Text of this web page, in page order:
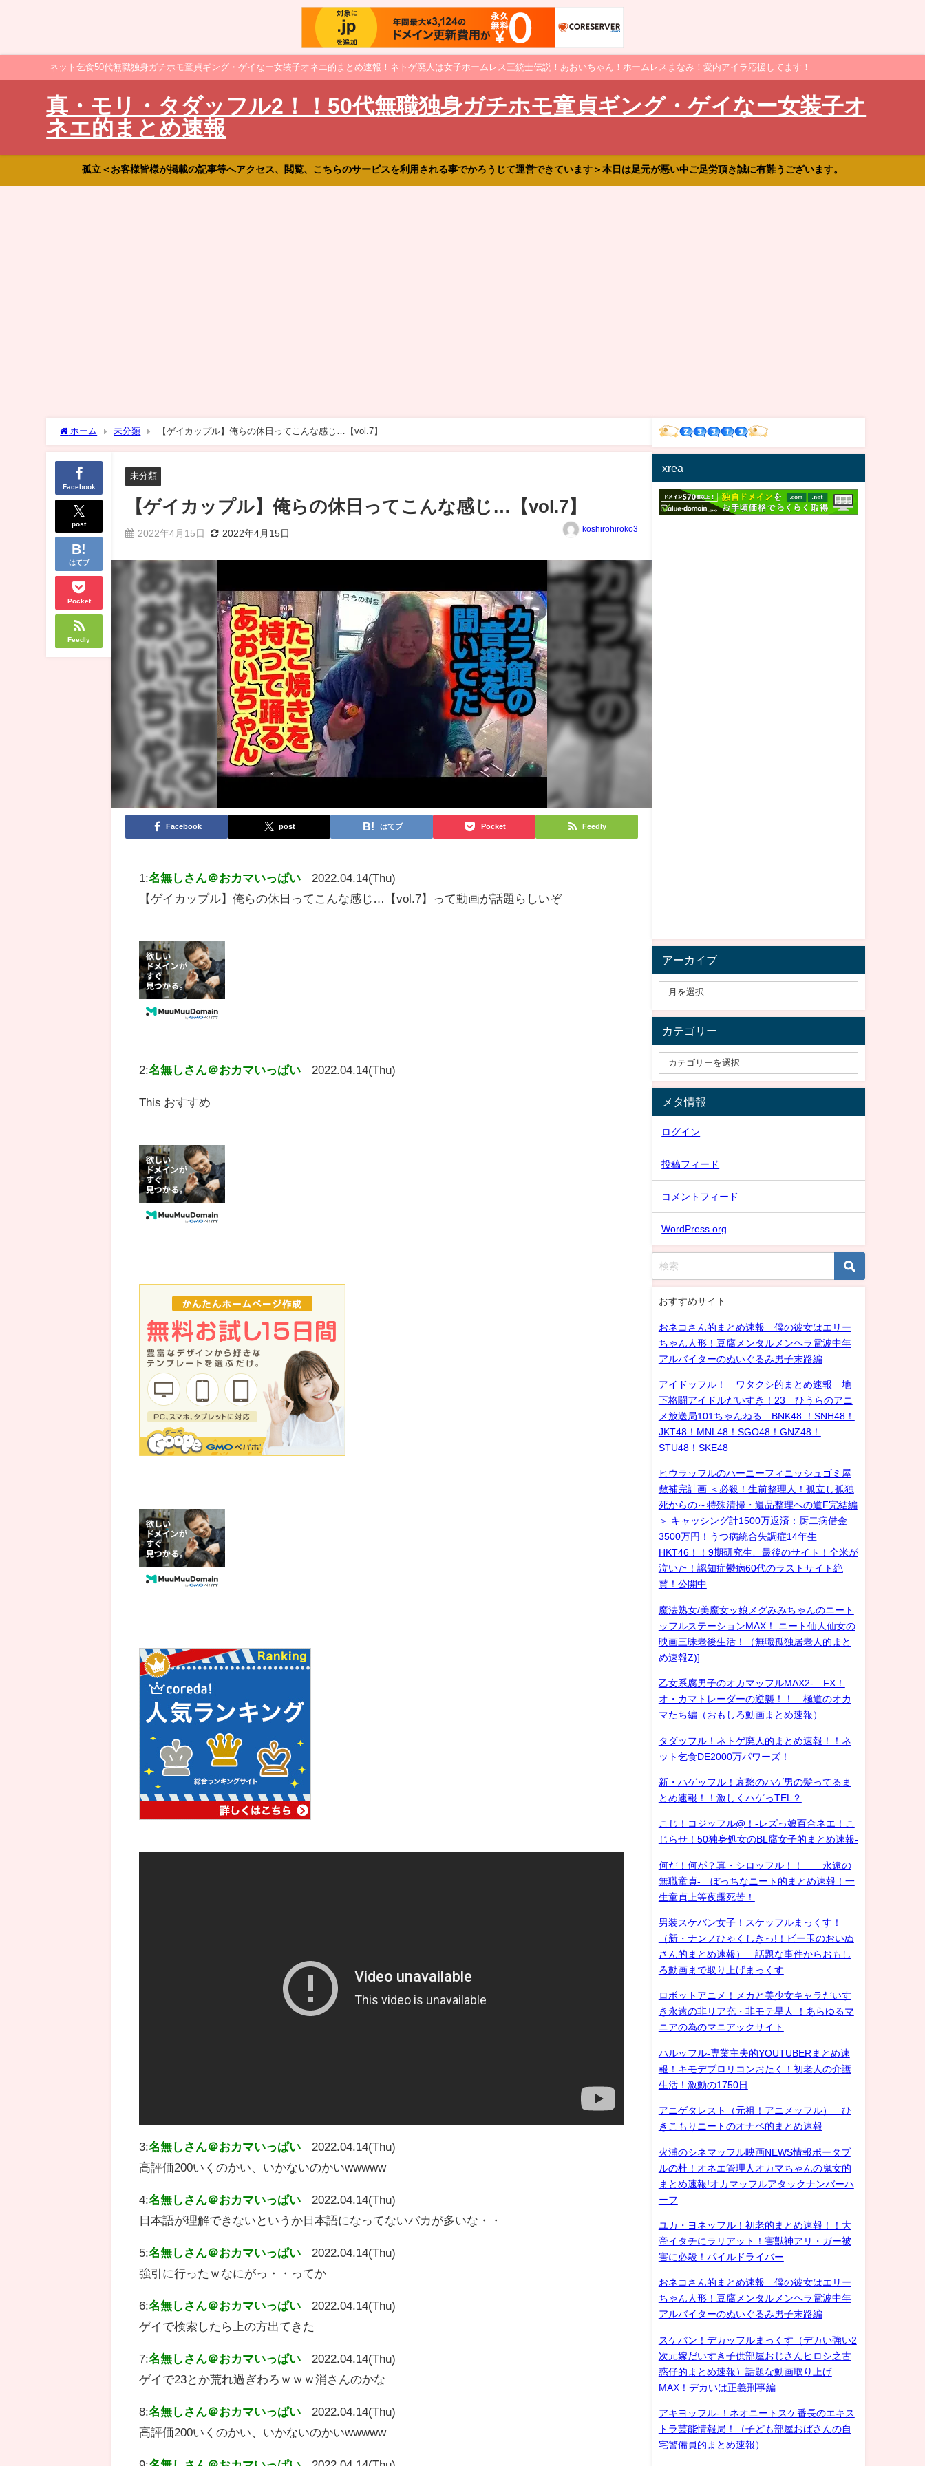
ネット乞食50代無職独身ガチホモ童貞ギング・ゲイなー女装子オネエ的まとめ速報！ネトゲ廃人は女子ホームレス三銃士伝説！あおいちゃん！ホームレスまなみ！愛内アイラ応援してます！
真・モリ・タダッフル2！！50代無職独身ガチホモ童貞ギング・ゲイなー女装子オ
ネエ的まとめ速報
孤立＜お客様皆様が掲載の記事等へアクセス、閲覧、こちらのサービスを利用される事でかろうじて運営できています＞本日は足元が悪い中ご足労頂き誠に有難うございます。
ホーム 未分類 【ゲイカップル】俺らの休日ってこんな感じ…【vol.7】
Facebook
post
はてブ
Pocket
Feedly
未分類
【ゲイカップル】俺らの休日ってこんな感じ…【vol.7】
2022年4月15日 2022年4月15日 koshirohiroko3
Facebook post はてブ Pocket Feedly
1:名無しさん＠おカマいっぱい
2022.04.14(Thu)
【ゲイカップル】俺らの休日ってこんな感じ…【vol.7】って動画が話題らしいぞ
2:名無しさん＠おカマいっぱい 2022.04.14(Thu)
This おすすめ
3:名無しさん＠おカマいっぱい
2022.04.14(Thu)
高評価200いくのかい、いかないのかいwwwww
4:名無しさん＠おカマいっぱい
2022.04.14(Thu)
日本語が理解できないというか日本語になってないバカが多いな・・
5:名無しさん＠おカマいっぱい
2022.04.14(Thu)
強引に行ったｗなにがっ・・ってか
6:名無しさん＠おカマいっぱい
2022.04.14(Thu)
ゲイで検索したら上の方出てきた
7:名無しさん＠おカマいっぱい
2022.04.14(Thu)
ゲイで23とか荒れ過ぎわろｗｗｗ消さんのかな
8:名無しさん＠おカマいっぱい
2022.04.14(Thu)
高評価200いくのかい、いかないのかいwwwww
xrea
アーカイブ
カテゴリー
メタ情報
ログイン
投稿フィード
コメントフィード
WordPress.org
おすすめサイト
おネコさん的まとめ速報 僕の彼女はエリー
ちゃん人形！豆腐メンタルメンヘラ電波中年
アルバイターのぬいぐるみ男子末路編
アイドッフル！ ワタクシ的まとめ速報 地
下格闘アイドルだいすき！23 ひうらのアニ
メ放送局101ちゃんねる BNK48 ！SNH48！
JKT48！MNL48！SGO48！GNZ48！
STU48！SKE48
ヒウラッフルのハーニーフィニッシュゴミ屋
敷補完計画 ＜必殺！生前整理人！孤立し孤独
死からの～特殊清掃・遺品整理への道F完結編
＞ キャッシング計1500万返済：厨二病借金
3500万円！うつ病統合失調症14年生
HKT46！！9期研究生、最後のサイト！全米が
泣いた！認知症鬱病60代のラストサイト絶
賛！公開中
魔法熟女/美魔女ッ娘メグみみちゃんのニート
ッフルステーションMAX！ ニート仙人仙女の
映画三昧老後生活！（無職孤独居老人的まと
め速報Z)]
乙女系腐男子のオカマッフルMAX2- FX！
オ・カマトレーダーの逆襲！！ 極道のオカ
マたち編（おもしろ動画まとめ速報）
タダッフル！ネトゲ廃人的まとめ速報！！ネ
ット乞食DE2000万パワーズ！
新・ハゲッフル！哀愁のハゲ男の髪ってるま
とめ速報！！激しくハゲっTEL？
こじ！コジッフル@！-レズっ娘百合ネエ！こ
じらせ！50独身処女のBL腐女子的まとめ速報-
何だ！何が？真・シロッフル！！ 永遠の
無職童貞- ぼっちなニート的まとめ速報！一
生童貞上等夜露死苦！
男装スケバン女子！スケッフルまっくす！
（新・ナンノひゃくしきっ!！ビー玉のおいぬ
さん的まとめ速報） 話題な事件からおもし
ろ動画まで取り上げまっくす
ロボットアニメ！メカと美少女キャラだいす
き永遠の非リア充・非モテ星人 ！あらゆるマ
ニアの為のマニアックサイト
ハルッフル-専業主夫的YOUTUBERまとめ速
報！キモデブロリコンおたく！初老人の介護
生活！激動の1750日
アニゲタレスト（元祖！アニメッフル） ひ
きこもりニートのオナベ的まとめ速報
火浦のシネマッフル映画NEWS情報ポータブ
ルの杜！オネエ管理人オカマちゃんの鬼女的
まとめ速報!オカマッフルアタックナンバーハ
ーフ
ユカ・ヨネッフル！初老的まとめ速報！！大
帝イタチにラリアット！害獣神アリ・ガー被
害に必殺！パイルドライバー
おネコさん的まとめ速報 僕の彼女はエリー
ちゃん人形！豆腐メンタルメンヘラ電波中年
アルバイターのぬいぐるみ男子末路編
スケバン！デカッフルまっくす（デカい強い2
次元嫁だいすき子供部屋おじさんヒロシ之古
惑仔的まとめ速報）話題な動画取り上げ
MAX！デカいは正義刑事編
アキヨッフル-！ネオニートスケ番長のエキス
トラ芸能情報局！（子ども部屋おばさんの自
宅警備員的まとめ速報）